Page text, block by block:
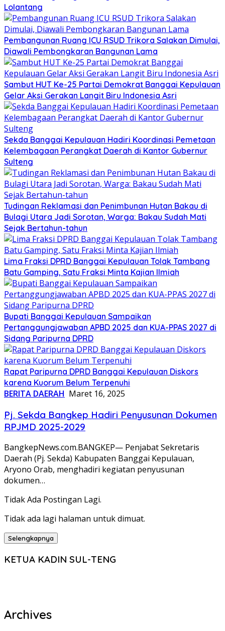
Lolantang
Pembangunan Ruang ICU RSUD Trikora Salakan Dimulai,
Diawali Pembongkaran Bangunan Lama
Sambut HUT Ke-25 Partai Demokrat Banggai Kepulauan
Gelar Aksi Gerakan Langit Biru Indonesia Asri
Sekda Banggai Kepulauan Hadiri Koordinasi Pemetaan
Kelembagaan Perangkat Daerah di Kantor Gubernur
Sulteng
Tudingan Reklamasi dan Penimbunan Hutan Bakau di
Bulagi Utara Jadi Sorotan, Warga: Bakau Sudah Mati
Sejak Bertahun-tahun
Lima Fraksi DPRD Banggai Kepulauan Tolak Tambang
Batu Gamping, Satu Fraksi Minta Kajian Ilmiah
Bupati Banggai Kepulauan Sampaikan
Pertanggungjawaban APBD 2025 dan KUA-PPAS 2027 di
Sidang Paripurna DPRD
Rapat Paripurna DPRD Banggai Kepulauan Diskors
karena Kuorum Belum Terpenuhi
BERITA DAERAH Maret 16, 2025
Pj. Sekda Bangkep Hadiri Penyusunan Dokumen
RPJMD 2025-2029
BangkepNews.com.BANGKEP— Penjabat Sekretaris
Daerah (Pj. Sekda) Kabupaten Banggai Kepulauan,
Aryono Orab, menghadiri kegiatan penyusunan
dokumen…
Tidak Ada Postingan Lagi.
Tidak ada lagi halaman untuk dimuat.
Selengkapnya
KETUA KADIN SUL-TENG
Archives